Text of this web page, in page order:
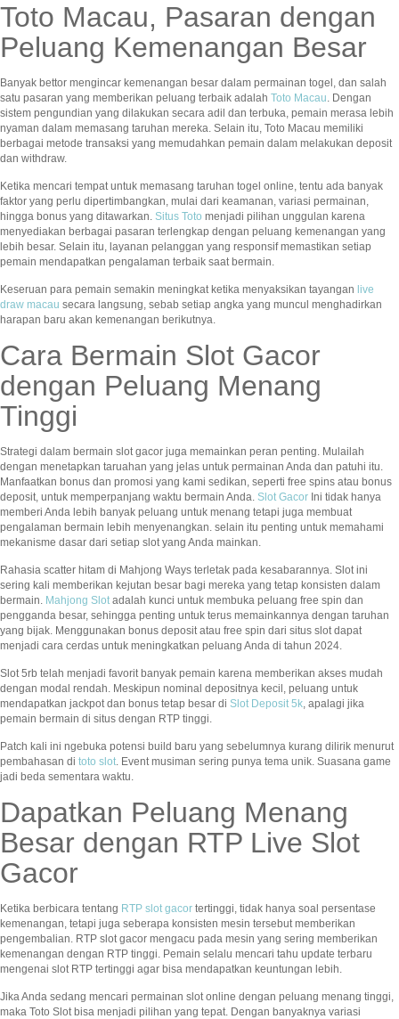
Toto Macau, Pasaran dengan
Peluang Kemenangan Besar
Banyak bettor mengincar kemenangan besar dalam permainan togel, dan salah
satu pasaran yang memberikan peluang terbaik adalah Toto Macau. Dengan
sistem pengundian yang dilakukan secara adil dan terbuka, pemain merasa lebih
nyaman dalam memasang taruhan mereka. Selain itu, Toto Macau memiliki
berbagai metode transaksi yang memudahkan pemain dalam melakukan deposit
dan withdraw.
Ketika mencari tempat untuk memasang taruhan togel online, tentu ada banyak
faktor yang perlu dipertimbangkan, mulai dari keamanan, variasi permainan,
hingga bonus yang ditawarkan. Situs Toto menjadi pilihan unggulan karena
menyediakan berbagai pasaran terlengkap dengan peluang kemenangan yang
lebih besar. Selain itu, layanan pelanggan yang responsif memastikan setiap
pemain mendapatkan pengalaman terbaik saat bermain.
Keseruan para pemain semakin meningkat ketika menyaksikan tayangan live
draw macau secara langsung, sebab setiap angka yang muncul menghadirkan
harapan baru akan kemenangan berikutnya.
Cara Bermain Slot Gacor
dengan Peluang Menang
Tinggi
Strategi dalam bermain slot gacor juga memainkan peran penting. Mulailah
dengan menetapkan taruahan yang jelas untuk permainan Anda dan patuhi itu.
Manfaatkan bonus dan promosi yang kami sedikan, seperti free spins atau bonus
deposit, untuk memperpanjang waktu bermain Anda. Slot Gacor Ini tidak hanya
memberi Anda lebih banyak peluang untuk menang tetapi juga membuat
pengalaman bermain lebih menyenangkan. selain itu penting untuk memahami
mekanisme dasar dari setiap slot yang Anda mainkan.
Rahasia scatter hitam di Mahjong Ways terletak pada kesabarannya. Slot ini
sering kali memberikan kejutan besar bagi mereka yang tetap konsisten dalam
bermain. Mahjong Slotadalah kunci untuk membuka peluang free spin dan
pengganda besar, sehingga penting untuk terus memainkannya dengan taruhan
yang bijak. Menggunakan bonus deposit atau free spin dari situs slot dapat
menjadi cara cerdas untuk meningkatkan peluang Anda di tahun 2024.
Slot 5rb telah menjadi favorit banyak pemain karena memberikan akses mudah
dengan modal rendah. Meskipun nominal depositnya kecil, peluang untuk
mendapatkan jackpot dan bonus tetap besar di Slot Deposit 5k, apalagi jika
pemain bermain di situs dengan RTP tinggi.
Patch kali ini ngebuka potensi build baru yang sebelumnya kurang dilirik menurut
pembahasan di toto slot. Event musiman sering punya tema unik. Suasana game
jadi beda sementara waktu.
Dapatkan Peluang Menang
Besar dengan RTP Live Slot
Gacor
Ketika berbicara tentang RTP slot gacor tertinggi, tidak hanya soal persentase
kemenangan, tetapi juga seberapa konsisten mesin tersebut memberikan
pengembalian. RTP slot gacor mengacu pada mesin yang sering memberikan
kemenangan dengan RTP tinggi. Pemain selalu mencari tahu update terbaru
mengenai slot RTP tertinggi agar bisa mendapatkan keuntungan lebih.
Jika Anda sedang mencari permainan slot online dengan peluang menang tinggi,
maka Toto Slot bisa menjadi pilihan yang tepat. Dengan banyaknya variasi